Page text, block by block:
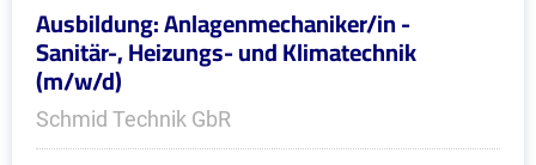
Ausbildung: Anlagenmechaniker/in -
Sanitär-, Heizungs- und Klimatechnik
(m/w/d)
Schmid Technik GbR